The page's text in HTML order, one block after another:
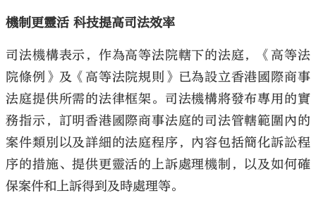
機制更靈活 科技提高司法效率
司法機構表示，作為高等法院轄下的法庭，《高等法
院條例》及《高等法院規則》已為設立香港國際商事
法庭提供所需的法律框架。司法機構將發布專用的實
務指示，訂明香港國際商事法庭的司法管轄範圍內的
案件類別以及詳細的法庭程序，內容包括簡化訴訟程
序的措施、提供更靈活的上訴處理機制，以及如何確
保案件和上訴得到及時處理等。